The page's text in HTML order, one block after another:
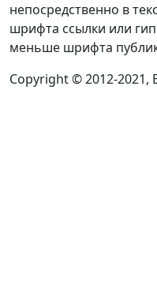
непосредственно в
шрифта ссылки или
меньше шрифта
Copyright © 2012-2021,